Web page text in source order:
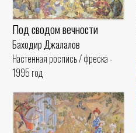
Под сводом вечности
Баходир Джалалов
Настенная роспись / фреска -
1995 год